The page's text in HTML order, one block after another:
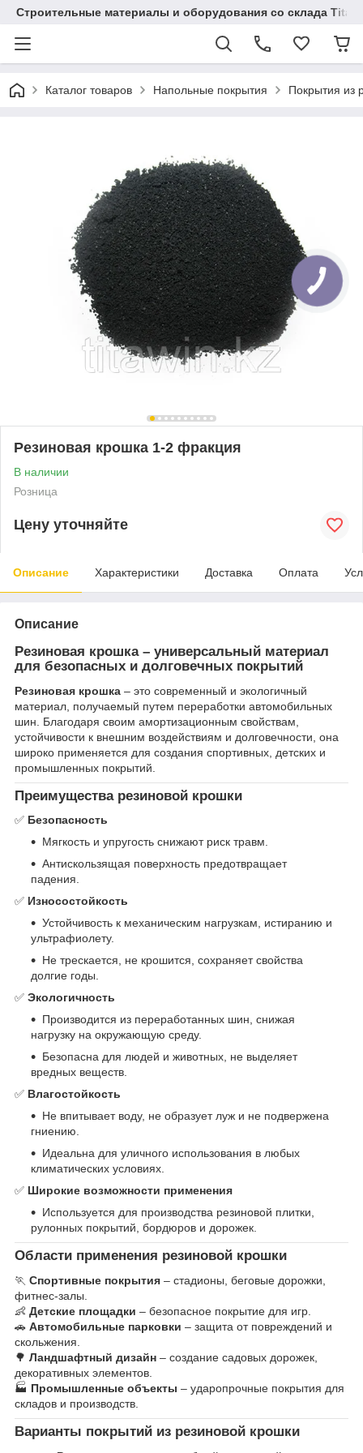
Строительные материалы и оборудования со склада
Каталог товаров Напольные покрытия Покрытия из
Резиновая крошка 1-2 фракция
В наличии
Розница
Цену уточняйте
Описание Характеристики Доставка Оплата
Описание
Резиновая крошка – универсальный материал
для безопасных и долговечных покрытий
Резиновая крошка – это современный и экологичный
материал, получаемый путем переработки автомобильных
шин. Благодаря своим амортизационным свойствам,
устойчивости к внешним воздействиям и долговечности, она
широко применяется для создания спортивных, детских и
промышленных покрытий.
Преимущества резиновой крошки
✅ Безопасность
Мягкость и упругость снижают риск травм.
Антискользящая поверхность предотвращает
падения.
✅ Износостойкость
Устойчивость к механическим нагрузкам, истиранию и
ультрафиолету.
Не трескается, не крошится, сохраняет свойства
долгие годы.
✅ Экологичность
Производится из переработанных шин, снижая
нагрузку на окружающую среду.
Безопасна для людей и животных, не выделяет
вредных веществ.
✅ Влагостойкость
Не впитывает воду, не образует луж и не подвержена
гниению.
Идеальна для уличного использования в любых
климатических условиях.
✅ Широкие возможности применения
Используется для производства резиновой плитки,
рулонных покрытий, бордюров и дорожек.
Области применения резиновой крошки
🏃 Спортивные покрытия – стадионы, беговые дорожки,
фитнес-залы.
👶 Детские площадки – безопасное покрытие для игр.
🚗 Автомобильные парковки – защита от повреждений и
скольжения.
🌳 Ландшафтный дизайн – создание садовых дорожек,
декоративных элементов.
🏭 Промышленные объекты – ударопрочные покрытия для
складов и производств.
Варианты покрытий из резиновой крошки